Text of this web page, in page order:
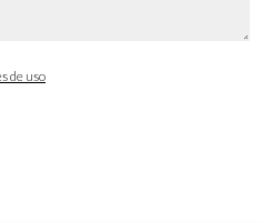
de uso